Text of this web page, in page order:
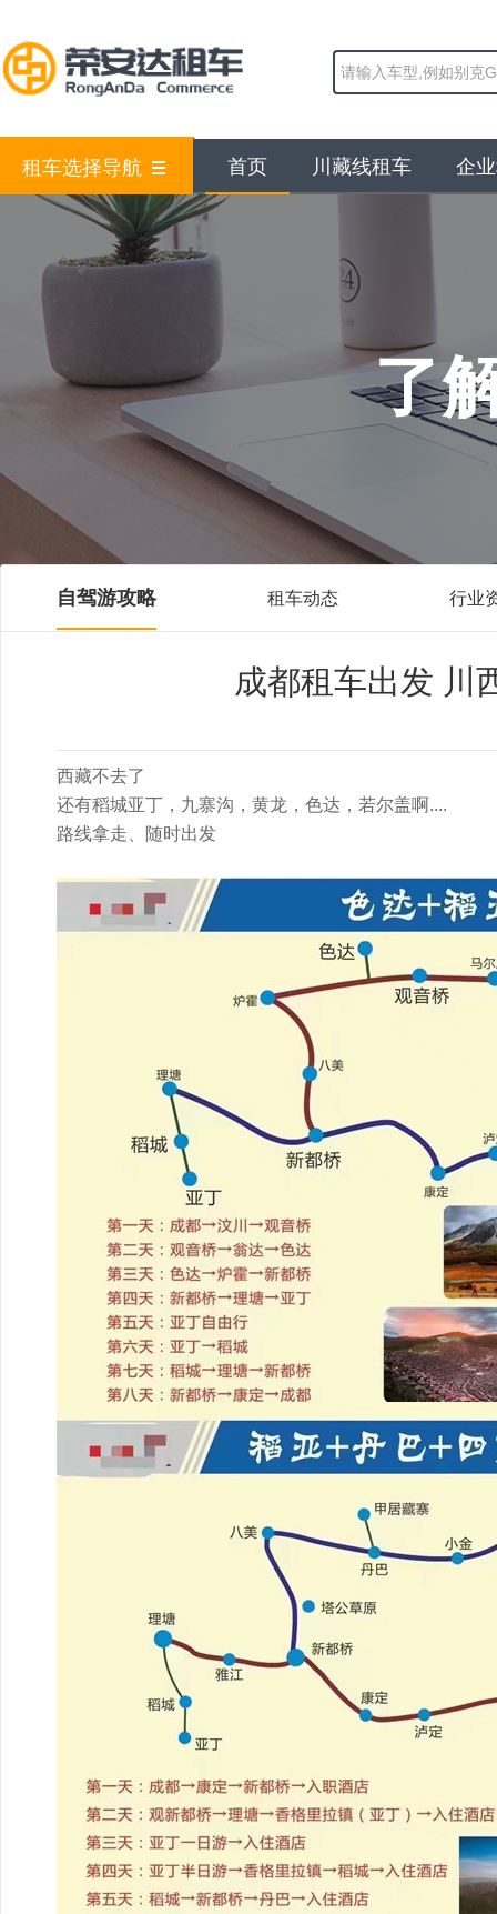
租车选择导航 首页 川藏线租车 企
了
自驾游攻略 租车动态 行业
成都租车出发 川
西藏不去了
还有稻城亚丁，九寨沟，黄龙，色达，若尔盖啊....
路线拿走、随时出发